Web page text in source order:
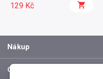
129 Kč
Nákup
O společnosti